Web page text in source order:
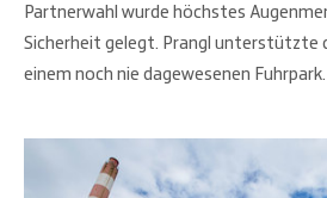
Partnerwahl wurde höchstes
Sicherheit gelegt. Prangl unterstützte
einem noch nie dagewesenen Fuhrpark.